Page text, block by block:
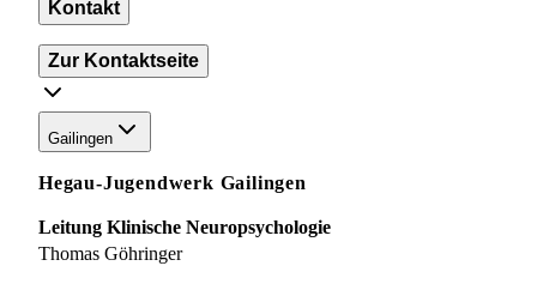
Kontakt
Zur Kontaktseite
Gailingen
Hegau-Jugendwerk Gailingen
Leitung Klinische Neuropsychologie
Thomas Göhringer